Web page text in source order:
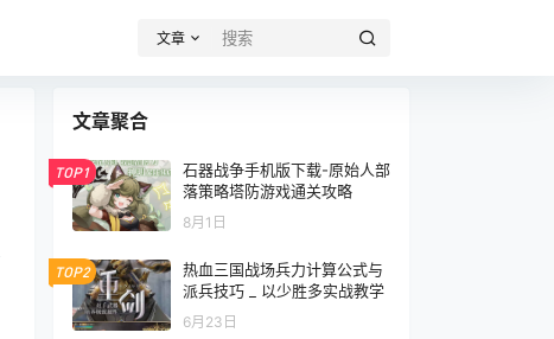
文章
文章聚合
TOP1
石器战争手机版下载-原始人部
落策略塔防游戏通关攻略
8月1日
TOP2
热血三国战场兵力计算公式与
派兵技巧 _ 以少胜多实战教学
6月23日